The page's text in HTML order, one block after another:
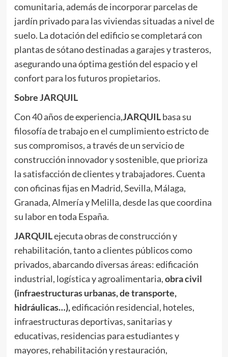
comunitaria, además de incorporar parcelas de
jardín privado para las viviendas situadas a nivel de
suelo. La dotación del edificio se completará con
plantas de sótano destinadas a garajes y trasteros,
asegurando una óptima gestión del espacio y el
confort para los futuros propietarios.
Sobre JARQUIL
Con 40 años de experiencia,JARQUILbasa su
filosofía de trabajo en el cumplimiento estricto de
sus compromisos, a través de un servicio de
construcción innovador y sostenible, que prioriza
la satisfacción de clientes y trabajadores. Cuenta
con oficinas fijas en Madrid, Sevilla, Málaga,
Granada, Almería y Melilla, desde las que coordina
su labor en toda España.
JARQUILejecuta obras de construcción y
rehabilitación, tanto a clientes públicos como
privados, abarcando diversas áreas: edificación
industrial, logística y agroalimentaria,obra civil
(infraestructuras urbanas, de transporte,
hidráulicas…),edificación residencial, hoteles,
infraestructuras deportivas, sanitarias y
educativas, residencias para estudiantes y
mayores, rehabilitación y restauración,